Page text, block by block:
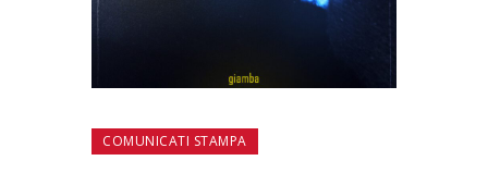
COMUNICATI STAMPA